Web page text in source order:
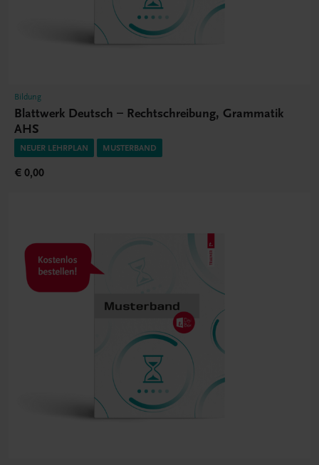
Bildung
Blattwerk Deutsch – Rechtschreibung, Grammatik
AHS
NEUER LEHRPLAN MUSTERBAND
€ 0,00